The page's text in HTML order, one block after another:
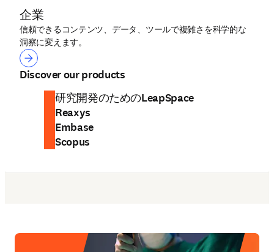
企業
信頼できるコンテンツ、データ、ツールで複雑さを科学的な
洞察に変えます。
企業
Discover our products
研究開発のためのLeapSpace
Reaxys
Embase
Scopus